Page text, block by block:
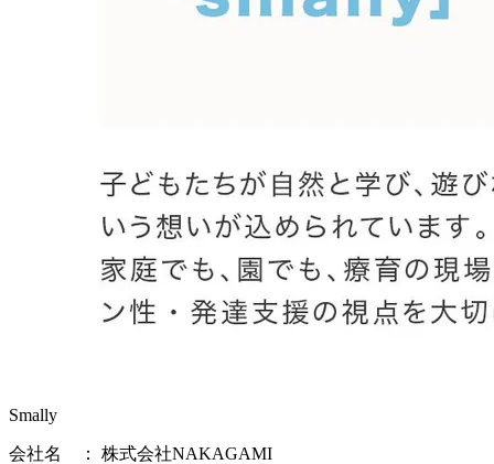
Smally
会社名 ： 株式会社NAKAGAMI